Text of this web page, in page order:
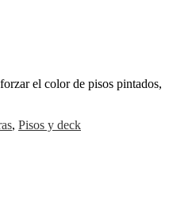
el color de pisos pintados,
, Pisos y deck